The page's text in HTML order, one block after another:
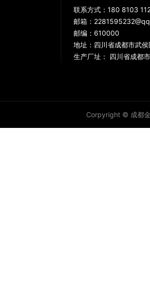
联系方式：180 8103
邮箱：
邮编：610000
地址：四川省成都市武
生产厂址： 四川省成都
Corpyright © 成都